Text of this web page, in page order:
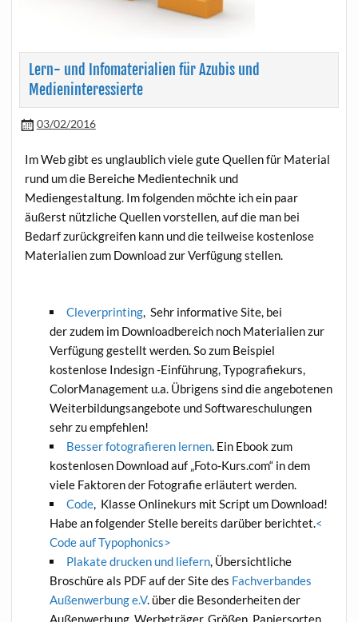
Lern- und Infomaterialien für Azubis und
Medieninteressierte
03/02/2016
Im Web gibt es unglaublich viele gute Quellen für Material
rund um die Bereiche Medientechnik und
Mediengestaltung. Im folgenden möchte ich ein paar
äußerst nützliche Quellen vorstellen, auf die man bei
Bedarf zurückgreifen kann und die teilweise kostenlose
Materialien zum Download zur Verfügung stellen.
Cleverprinting, Sehr informative Site, bei
der zudem im Downloadbereich noch Materialien zur
Verfügung gestellt werden. So zum Beispiel
kostenlose Indesign -Einführung, Typografiekurs,
ColorManagement u.a. Übrigens sind die angebotenen
Weiterbildungsangebote und Softwareschulungen
sehr zu empfehlen!
Besser fotografieren lernen. Ein Ebook zum
kostenlosen Download auf „Foto-Kurs.com“ in dem
viele Faktoren der Fotografie erläutert werden.
Code, Klasse Onlinekurs mit Script um Download!
Habe an folgender Stelle bereits darüber berichtet. <
Code auf Typophonics>
Plakate drucken und liefern, Übersichtliche
Broschüre als PDF auf der Site des Fachverbandes
Außenwerbung e.V. über die Besonderheiten der
Außenwerbung. Werbeträger, Größen, Papiersorten,